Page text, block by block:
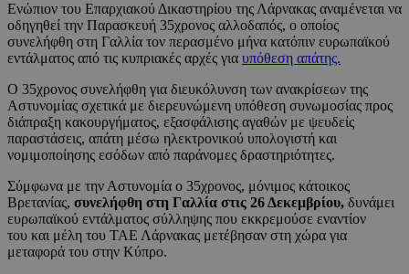
Ενώπιον του Επαρχιακού Δικαστηρίου της Λάρνακας αναμένεται να
οδηγηθεί την Παρασκευή 35χρονος αλλοδαπός, ο οποίος
συνελήφθη στη Γαλλία τον περασμένο μήνα κατόπιν ευρωπαϊκού
εντάλματος από τις κυπριακές αρχές για υπόθεση απάτης.
Ο 35χρονος συνελήφθη για διευκόλυνση των ανακρίσεων της
Αστυνομίας σχετικά με διερευνώμενη υπόθεση συνωμοσίας προς
διάπραξη κακουργήματος, εξασφάλισης αγαθών με ψευδείς
παραστάσεις, απάτη μέσω ηλεκτρονικού υπολογιστή και
νομιμοποίησης εσόδων από παράνομες δραστηριότητες.
Σύμφωνα με την Αστυνομία ο 35χρονος, μόνιμος κάτοικος
Βρετανίας, συνελήφθη στη Γαλλία στις 26 Δεκεμβρίου, δυνάμει
ευρωπαϊκού εντάλματος σύλληψης που εκκρεμούσε εναντίον
του και μέλη του ΤΑΕ Λάρνακας μετέβησαν στη χώρα για
μεταφορά του στην Κύπρο.